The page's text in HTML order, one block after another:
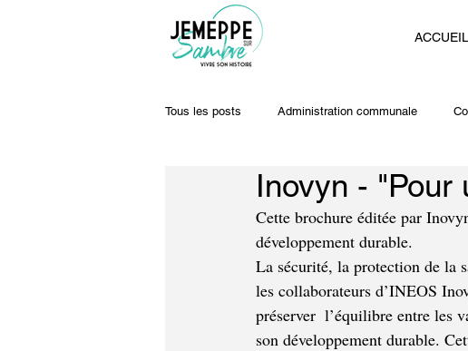
ACCUEIL
Tous les posts Administration communale
Travaux & voiries Offres d'emploi
Inovyn - "Pour
Cette brochure éditée par
développement durable.
La sécurité, la protection de la
les collaborateurs d’INEOS
préserver  l’équilibre entre les
son développement durable.